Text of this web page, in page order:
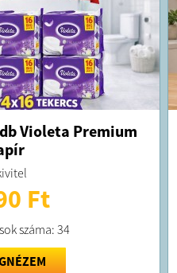
Violeta Premium
Ft
száma: 34